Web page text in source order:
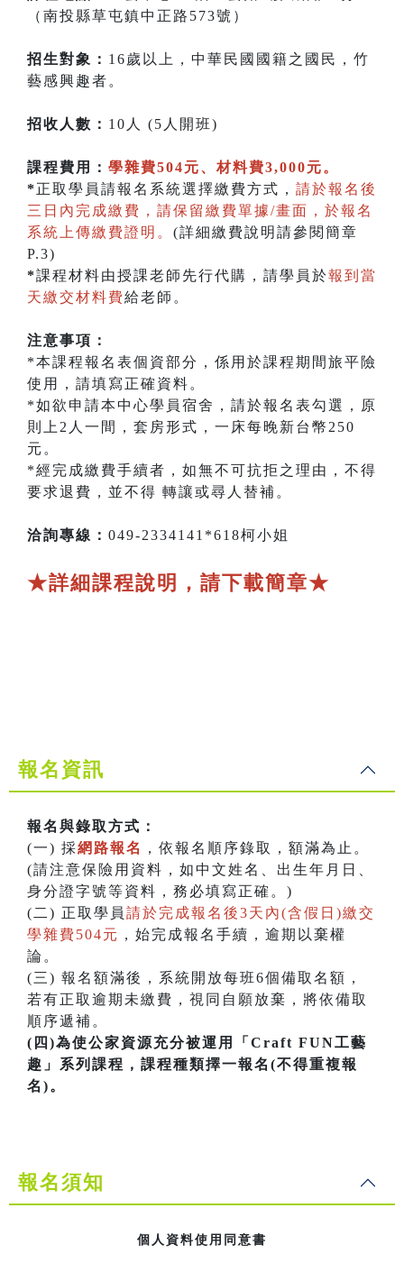
（南投縣草屯鎮中正路573號）
招生對象： 16歲以上，中華民國國籍之國民，竹
藝感興趣者。
招收人數： 10人 (5人開班)
課程費用： 學雜費504元、材料費3,000元。
* 正取學員請報名系統選擇繳費方式， 請於報名後
三日內完成繳費，請保留繳費單據/畫面，於報名
系統上傳繳費證明。 (詳細繳費說明請參閱簡章
P.3)
*課程材料由授課老師先行代購，請學員於報到當
天繳交材料費給老師。
注意事項：
*本課程報名表個資部分，係用於課程期間旅平險
使用，請填寫正確資料。
*如欲申請本中心學員宿舍，請於報名表勾選，原
則上2人一間，套房形式，一床每晚新台幣250
元。
*經完成繳費手續者，如無不可抗拒之理由，不得
要求退費，並不得 轉讓或尋人替補。
洽詢專線： 049-2334141*618柯小姐
★詳細課程說明，請下載簡章★
報名資訊
報名與錄取方式：
(一) 採網路報名
，依報名順序錄取，額滿為止。
(請注意保險用資料，如中文姓名、出生年月日、
身分證字號等資料，務必填寫正確。)
(二) 正取學員 請於完成報名後3天內(含假日)繳交
學雜費504元 ，始完成報名手續，逾期以棄權
論。
(三) 報名額滿後，系統開放每班6個備取名額，
若有正取逾期未繳費，視同自願放棄，將依備取
順序遞補。
(四)為使公家資源充分被運用「Craft FUN工藝
趣」系列課程，課程種類擇一報名(不得重複報
名)。
報名須知
個人資料使用同意書